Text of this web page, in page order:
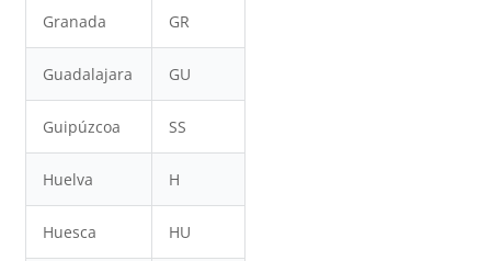
Granada GR
Guadalajara GU
Guipúzcoa SS
Huelva H
Huesca HU